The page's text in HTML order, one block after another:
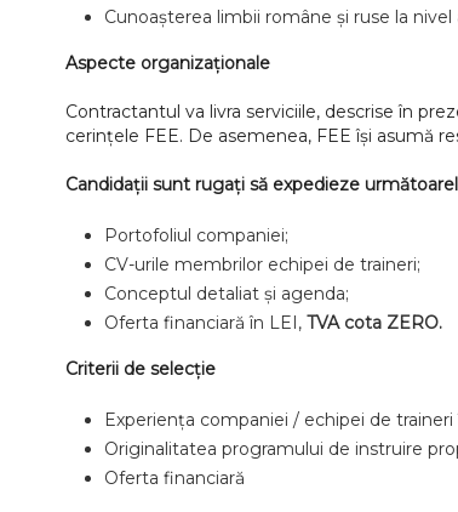
Cunoașterea limbii române și ruse la nivel
Aspecte organizaționale
Contractantul va livra serviciile, descrise în
cerințele FEE. De asemenea, FEE își asumă
Candidații sunt rugați să expedieze
Portofoliul companiei;
CV-urile membrilor echipei de traineri;
Conceptul detaliat și agenda;
Oferta financiară în LEI, TVA cota ZERO.
Criterii de selecție
Experiența companiei / echipei de
Originalitatea programului de instruire
Oferta financiară